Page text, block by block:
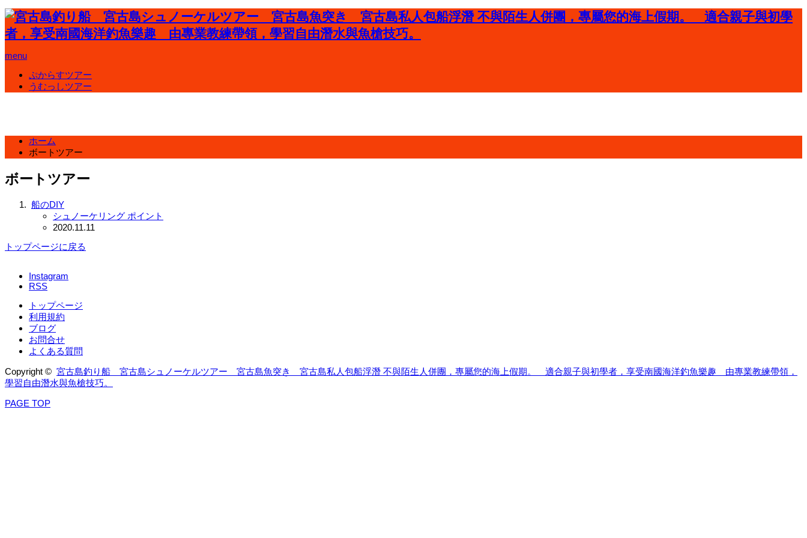
menu
ぷからすツアー
うむっしツアー
ホーム
ボートツアー
ボートツアー
船のDIY
シュノーケリング ポイント
2020.11.11
トップページに戻る
Instagram
RSS
トップページ
利用規約
ブログ
お問合せ
よくある質問
Copyright © 宮古島釣り船 宮古島シュノーケルツアー 宮古島魚突き 宮古島私人包船浮潛 不與陌生人併團，專屬您的海上假期。 適合親子與初學者，享受南國海洋釣魚樂趣 由專業教練帶領，
學習自由潛水與魚槍技巧。
PAGE TOP